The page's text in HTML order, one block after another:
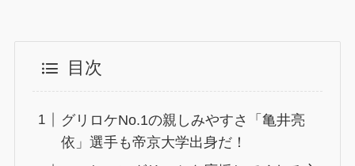
目次
グリロケNo.1の親しみやすさ「亀井亮
依」選手も帝京大学出身だ！